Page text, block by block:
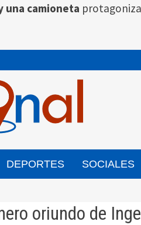
una camioneta
DEPORTES SOCIALES
oriundo de